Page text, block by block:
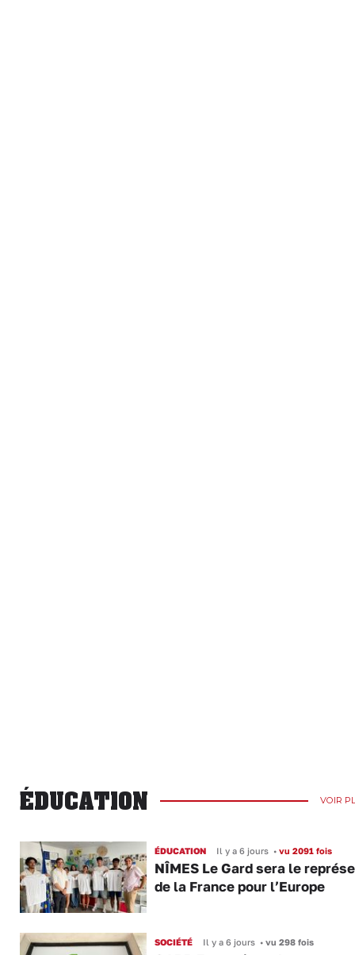
ÉDUCATION VOIR
ÉDUCATION Il y a 6 jours •vu 2091 fois
NÎMES Le Gard sera le
de la France pour l’Europe
SOCIÉTÉ Il y a 6 jours •vu 298 fois